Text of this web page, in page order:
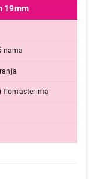
19mm
flomasterima